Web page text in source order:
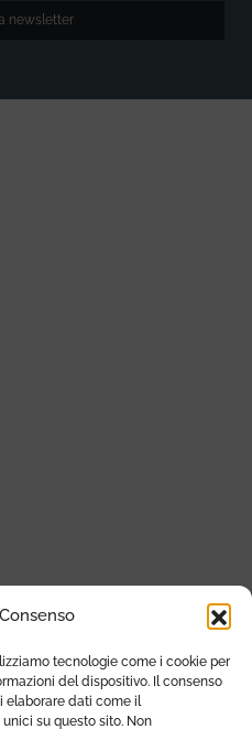
tecnologie come i cookie per
del dispositivo. Il consenso
elaborare dati come il
su questo sito. Non
newsletter